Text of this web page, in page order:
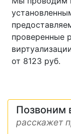
проверенные
от 8123 руб.
Позвоним
расскажет